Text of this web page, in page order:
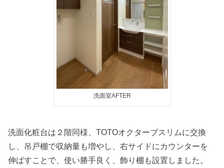
洗面室AFTER
洗面化粧台は２階同様、TOTOオクターブスリムに交換
し、吊戸棚で収納量も増やし、右サイドにカウンターを
伸ばすことで、使い勝手良く、飾り棚も設置しました。